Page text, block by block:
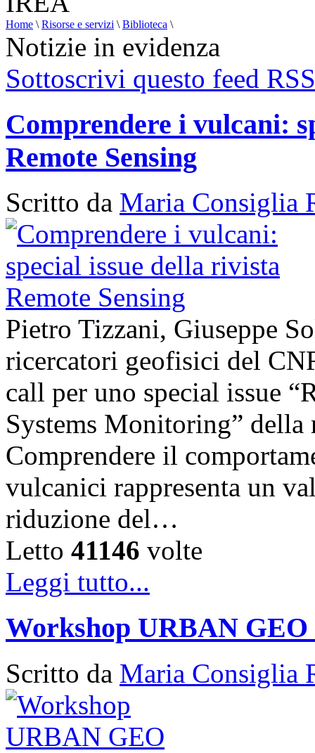
Home \ Risorse e servizi \ Biblioteca \
Notizie in evidenza
Sottoscrivi questo feed RSS
Comprendere i vulcani:
Remote Sensing
Scritto da Maria Consiglia
Pietro Tizzani, Giuseppe
ricercatori geofisici del
call per uno special issue
Systems Monitoring”
Comprendere il
vulcanici rappresenta un
riduzione del…
Letto 41146 volte
Leggi tutto...
Workshop URBAN
Scritto da Maria Consiglia